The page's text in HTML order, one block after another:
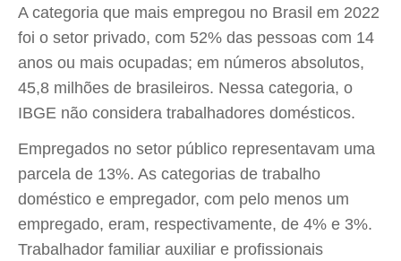
A categoria que mais empregou no Brasil em 2022
foi o setor privado, com 52% das pessoas com 14
anos ou mais ocupadas; em números absolutos,
45,8 milhões de brasileiros. Nessa categoria, o
IBGE não considera trabalhadores domésticos.
Empregados no setor público representavam uma
parcela de 13%. As categorias de trabalho
doméstico e empregador, com pelo menos um
empregado, eram, respectivamente, de 4% e 3%.
Trabalhador familiar auxiliar e profissionais